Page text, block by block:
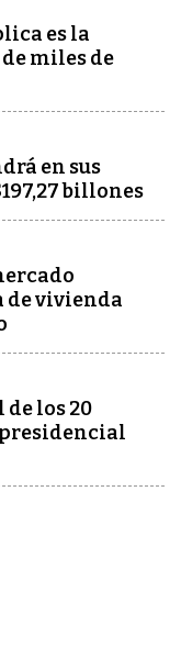
es la
miles de
en sus
billones
vivienda
los 20